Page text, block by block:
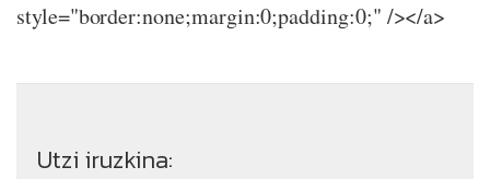
style="border:none;margin:0;padding:0;" /></a>
Utzi iruzkina: